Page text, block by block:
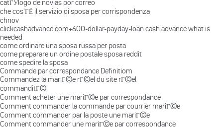
catГЎlogo de novias por correo
che cos'ГЁ il servizio di sposa per corrispondenza
chnov
clickcashadvance.com+600-dollar-payday-loan cash advance what is
needed
come ordinare una sposa russa per posta
come preparare un ordine postale sposa reddit
come spedire la sposa
Commande par correspondance Definitiom
Commandez la mariГ©e rГ©el du site rГ©el
commanditГ©
Comment acheter une mariГ©e par correspondance
Comment commander la commande par courrier mariГ©e
Comment commander par la poste une mariГ©e
Comment commander une mariГ©e par correspondance